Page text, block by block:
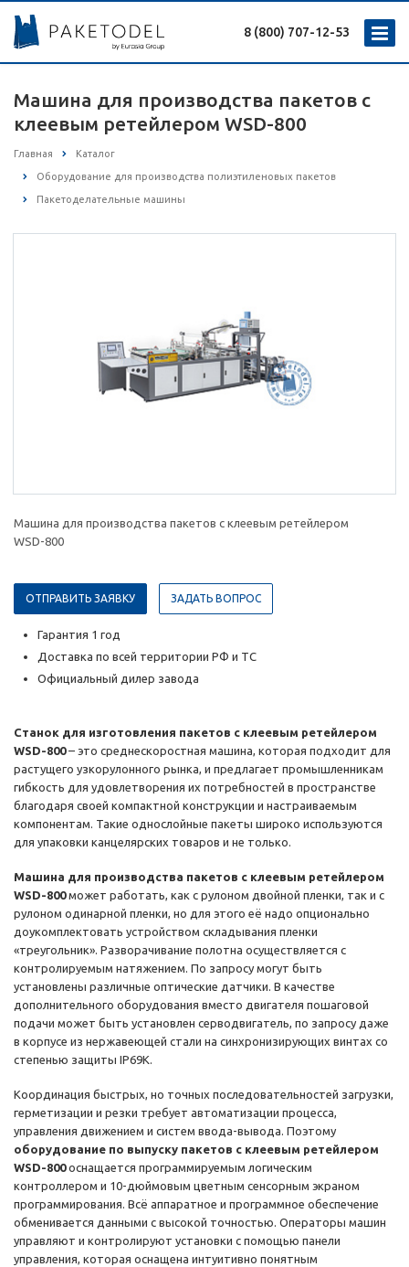
8 (800) 707-12-53
Машина для производства пакетов с
клеевым ретейлером WSD-800
Главная Каталог
Оборудование для производства полиэтиленовых пакетов
Пакетоделательные машины
Машина для производства пакетов с клеевым ретейлером
WSD-800
ОТПРАВИТЬ ЗАЯВКУ ЗАДАТЬ ВОПРОС
Гарантия 1 год
Доставка по всей территории РФ и ТС
Официальный дилер завода
Станок для изготовления пакетов с клеевым ретейлером
WSD-800– это среднескоростная машина, которая подходит для
растущего узкорулонного рынка, и предлагает промышленникам
гибкость для удовлетворения их потребностей в пространстве
благодаря своей компактной конструкции и настраиваемым
компонентам. Такие однослойные пакеты широко используются
для упаковки канцелярских товаров и не только.
Машина для производства пакетов с клеевым ретейлером
WSD-800может работать, как с рулоном двойной пленки, так и с
рулоном одинарной пленки, но для этого её надо опционально
доукомплектовать устройством складывания пленки
«треугольник». Разворачивание полотна осуществляется с
контролируемым натяжением. По запросу могут быть
установлены различные оптические датчики. В качестве
дополнительного оборудования вместо двигателя пошаговой
подачи может быть установлен серводвигатель, по запросу даже
в корпусе из нержавеющей стали на синхронизирующих винтах со
степенью защиты IP69K.
Координация быстрых, но точных последовательностей загрузки,
герметизации и резки требует автоматизации процесса,
управления движением и систем ввода-вывода. Поэтому
оборудование по выпуску пакетов с клеевым ретейлером
WSD-800оснащается программируемым логическим
контроллером и 10-дюймовым цветным сенсорным экраном
программирования. Всё аппаратное и программное обеспечение
обменивается данными с высокой точностью. Операторы машин
управляют и контролируют установки с помощью панели
управления, которая оснащена интуитивно понятным